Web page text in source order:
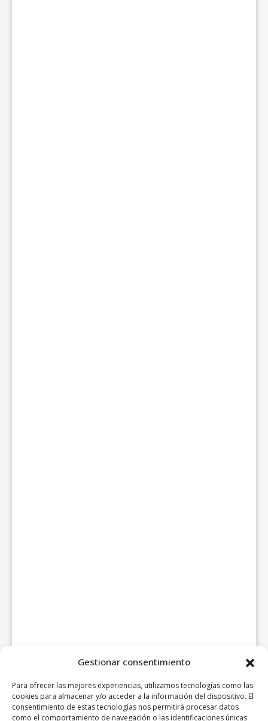
Gestionar consentimiento
Para ofrecer las mejores experiencias, utilizamos tecnologías como las
cookies para almacenar y/o acceder a la información del dispositivo. El
consentimiento de estas tecnologías nos permitirá procesar datos
como el comportamiento de navegación o las identificaciones únicas